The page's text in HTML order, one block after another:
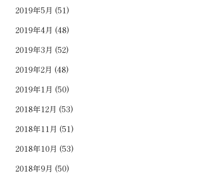
2019年5月 (51)
2019年4月 (48)
2019年3月 (52)
2019年2月 (48)
2019年1月 (50)
2018年12月 (53)
2018年11月 (51)
2018年10月 (53)
2018年9月 (50)